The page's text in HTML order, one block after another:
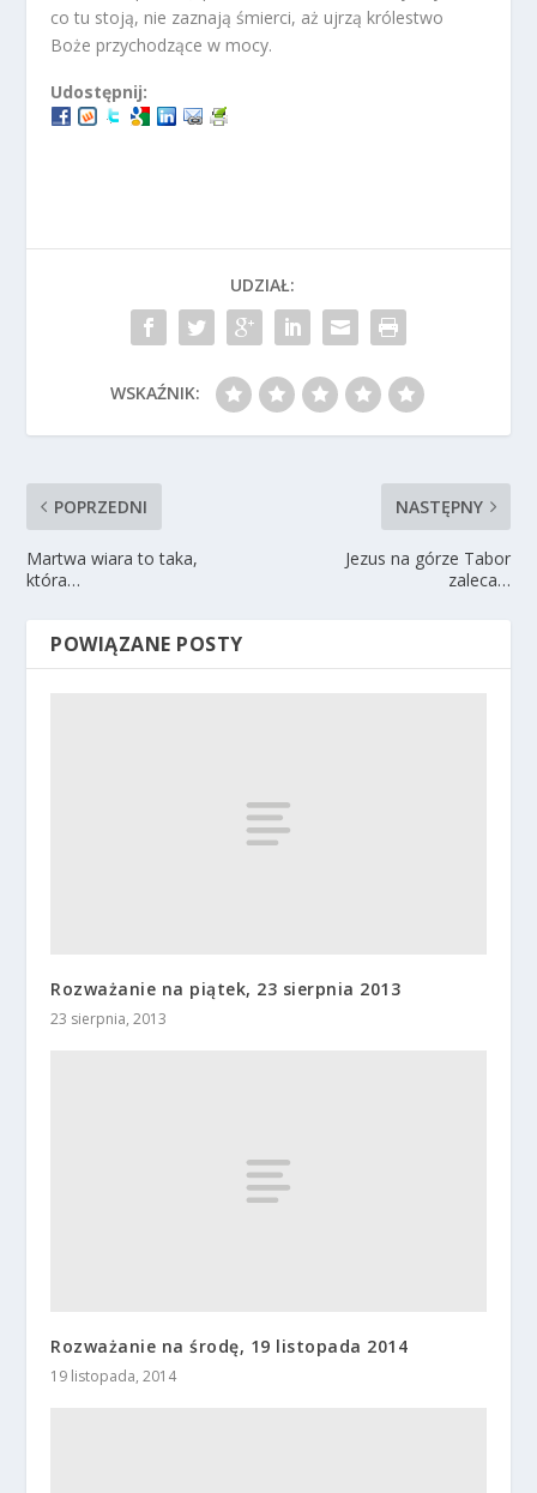
co tu stoją, nie zaznają śmierci, aż ujrzą królestwo
Boże przychodzące w mocy.
Udostępnij:
UDZIAŁ:
WSKAŹNIK:
POPRZEDNI
Martwa wiara to taka,
która…
NASTĘPNY
Jezus na górze Tabor
zaleca…
POWIĄZANE POSTY
Rozważanie na piątek, 23 sierpnia 2013
23 sierpnia, 2013
Rozważanie na środę, 19 listopada 2014
19 listopada, 2014